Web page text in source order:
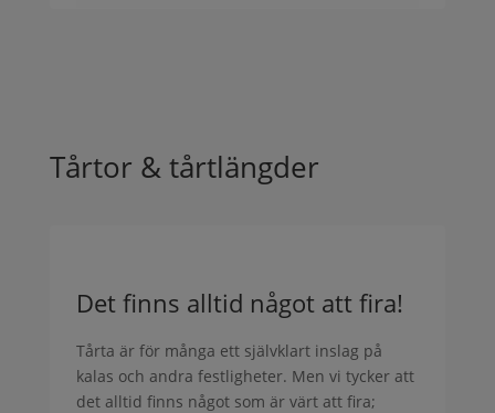
Tårtor & tårtlängder
Det finns alltid något att fira!
Tårta är för många ett självklart inslag på
kalas och andra festligheter. Men vi tycker att
det alltid finns något som är värt att fira;